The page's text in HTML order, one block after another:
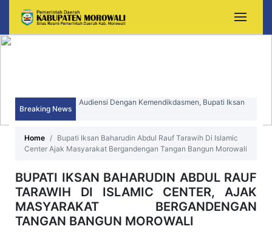
Breaking News
HUT ke-15 Kecamatan Bungku Timur
Pendidikan Morowali
Home
Bupati Iksan Baharudin Abdul Rauf Tarawih Di Islamic
Center Ajak Masyarakat Bergandengan Tangan Bangun Morowali
BUPATI IKSAN BAHARUDIN ABDUL RAUF
TARAWIH DI ISLAMIC CENTER, AJAK
MASYARAKAT BERGANDENGAN
TANGAN BANGUN MOROWALI